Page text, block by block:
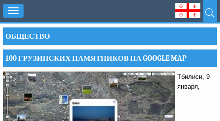
Toggle
navigation
ОБЩЕСТВО
100 ГРУЗИНСКИХ ПАМЯТНИКОВ НА GOOGLE MAP
Тбилиси, 9
января,